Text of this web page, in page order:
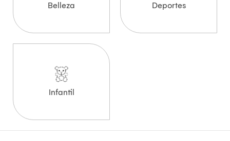
Belleza Deportes
Infantil